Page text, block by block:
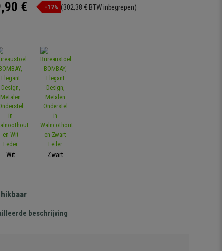
€ -17% (302,38 € BTW inbegrepen)
Wit Zwart
beschrijving